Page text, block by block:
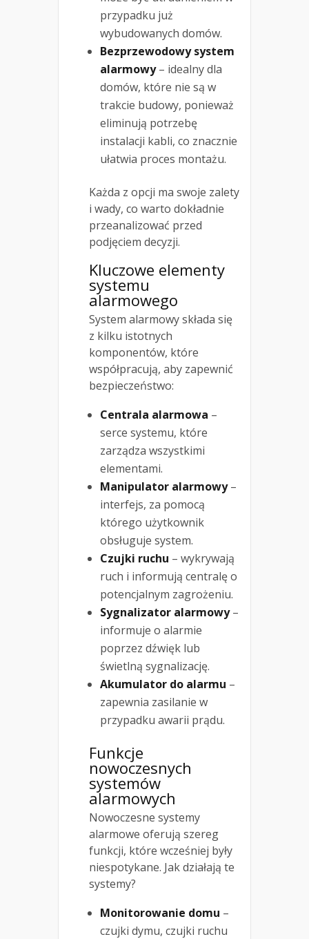
przypadku już
wybudowanych domów.
Bezprzewodowy system
alarmowy– idealny dla
domów, które nie są w
trakcie budowy, ponieważ
eliminują potrzebę
instalacji kabli, co znacznie
ułatwia proces montażu.
Każda z opcji ma swoje zalety
i wady, co warto dokładnie
przeanalizować przed
podjęciem decyzji.
Kluczowe elementy
systemu
alarmowego
System alarmowy składa się
z kilku istotnych
komponentów, które
współpracują, aby zapewnić
bezpieczeństwo:
Centrala alarmowa –
serce systemu, które
zarządza wszystkimi
elementami.
Manipulator alarmowy–
interfejs, za pomocą
którego użytkownik
obsługuje system.
Czujki ruchu – wykrywają
ruch i informują centralę o
potencjalnym zagrożeniu.
Sygnalizator alarmowy–
informuje o alarmie
poprzez dźwięk lub
świetlną sygnalizację.
Akumulator do alarmu –
zapewnia zasilanie w
przypadku awarii prądu.
Funkcje
nowoczesnych
systemów
alarmowych
Nowoczesne systemy
alarmowe oferują szereg
funkcji, które wcześniej były
niespotykane. Jak działają te
systemy?
Monitorowanie domu –
czujki dymu, czujki ruchu